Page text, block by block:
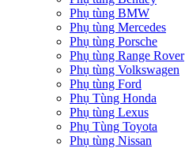
Phụ tùng BMW
Phụ tùng Mercedes
Phụ tùng Porsche
Phụ tùng Range Rover
Phụ tùng Volkswagen
Phụ tùng Ford
Phụ Tùng Honda
Phụ tùng Lexus
Phụ Tùng Toyota
Phụ tùng Nissan